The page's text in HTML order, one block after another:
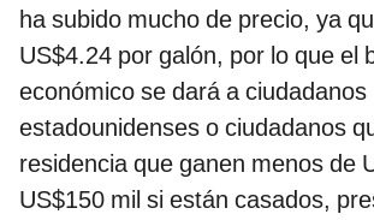
ha subido mucho de precio, ya
US$4.24 por galón, por lo que el
económico se dará a ciudadanos
estadounidenses o ciudadanos
residencia que ganen menos de
US$150 mil si están casados,